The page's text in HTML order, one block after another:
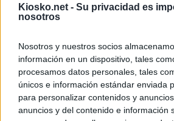
Kiosko.net - Su privacidad es
nosotros
Nosotros y nuestros socios
información en un dispositivo, tales
procesamos datos personales, tales
únicos e información estándar enviada
para personalizar contenidos y
anuncios y del contenido e información